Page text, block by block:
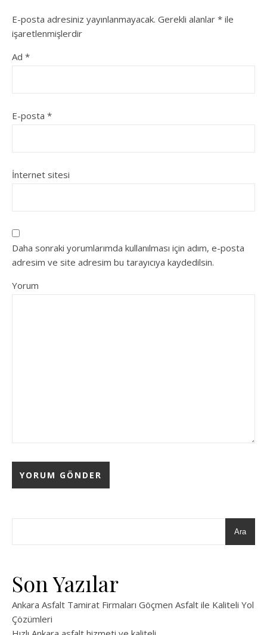
E-posta adresiniz yayınlanmayacak. Gerekli alanlar * ile
işaretlenmişlerdir
Ad *
E-posta *
İnternet sitesi
Daha sonraki yorumlarımda kullanılması için adım, e-posta
adresim ve site adresim bu tarayıcıya kaydedilsin.
Yorum
Ara
Son Yazılar
Ankara Asfalt Tamirat Firmaları Göçmen Asfalt ile Kaliteli Yol
Çözümleri